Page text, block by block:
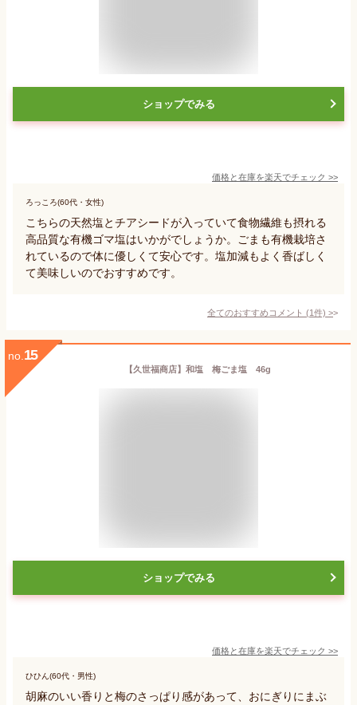
ショップでみる
価格と在庫を楽天でチェック >>
ろっころ(60代・女性)
こちらの天然塩とチアシードが入っていて食物繊維も摂れる
高品質な有機ゴマ塩はいかがでしょうか。ごまも有機栽培さ
れているので体に優しくて安心です。塩加減もよく香ばしく
て美味しいのでおすすめです。
全てのおすすめコメント (1件) >
no. 15
【久世福商店】和塩 梅ごま塩 46g
ショップでみる
価格と在庫を楽天でチェック >>
ひひん(60代・男性)
胡麻のいい香りと梅のさっぱり感があって、おにぎりにまぶ